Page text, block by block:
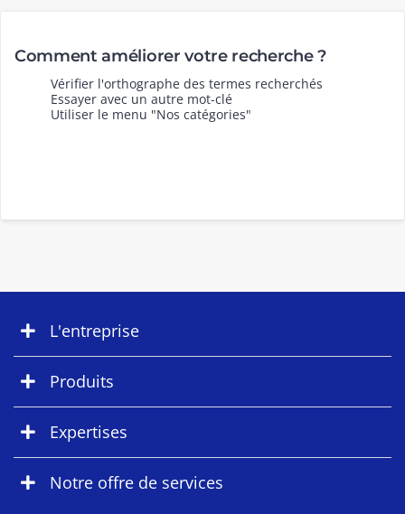
Comment améliorer votre recherche ?
Vérifier l'orthographe des termes recherchés
Essayer avec un autre mot-clé
Utiliser le menu "Nos catégories"
L'entreprise
Produits
Expertises
Notre offre de services